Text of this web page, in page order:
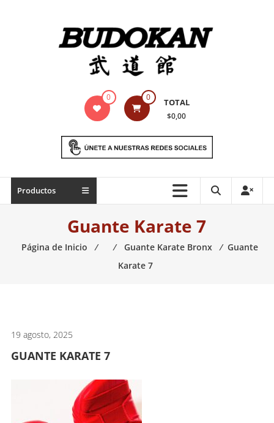
Indumentaria
marciales
Todo
necesario
0 0 TOTAL
$0,00
Productos
Guante Karate 7
Página de Inicio ⁄ ⁄ Guante Karate Bronx ⁄ Guante
Karate 7
19 agosto, 2025
GUANTE KARATE 7